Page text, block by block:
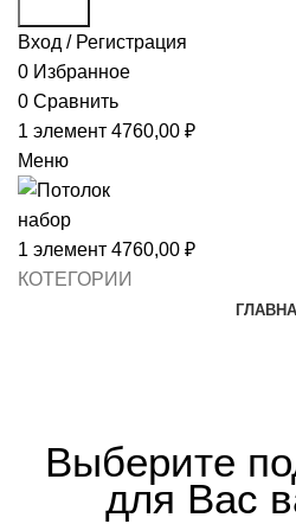
Вход / Регистрация
0 Избранное
0 Сравнить
1 элемент 4760,00 ₽
Меню
1 элемент 4760,00 ₽
КОТЕГОРИИ
Выберите
для Вас